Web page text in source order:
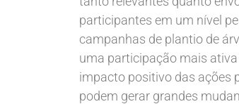
participantes em um nível
campanhas de plantio de
uma participação mais
impacto positivo das ações
podem gerar grandes